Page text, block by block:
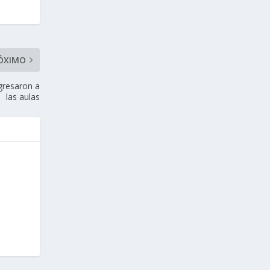
a
las aulas